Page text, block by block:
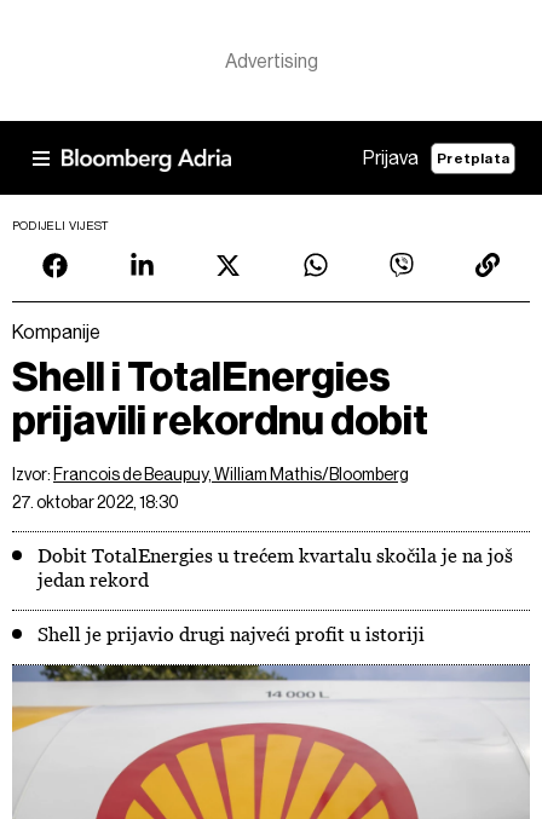
Prijava Pretplata
PODIJELI VIJEST
Kompanije
Shell i TotalEnergies
prijavili rekordnu dobit
Izvor: Francois de Beaupuy, William Mathis/Bloomberg
27. oktobar 2022, 18:30
Dobit TotalEnergies u trećem kvartalu skočila je na još
jedan rekord
Shell je prijavio drugi najveći profit u istoriji